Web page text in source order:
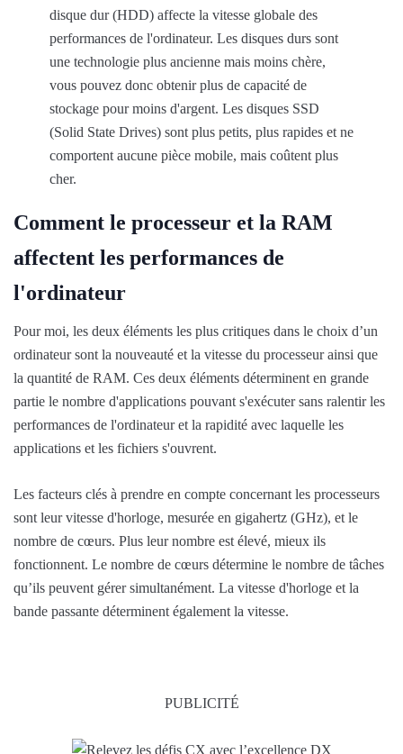
disque dur (HDD) affecte la vitesse globale des
performances de l'ordinateur. Les disques durs sont
une technologie plus ancienne mais moins chère,
vous pouvez donc obtenir plus de capacité de
stockage pour moins d'argent. Les disques SSD
(Solid State Drives) sont plus petits, plus rapides et ne
comportent aucune pièce mobile, mais coûtent plus
cher.
Comment le processeur et la RAM
affectent les performances de
l'ordinateur
Pour moi, les deux éléments les plus critiques dans le choix d’un
ordinateur sont la nouveauté et la vitesse du processeur ainsi que
la quantité de RAM. Ces deux éléments déterminent en grande
partie le nombre d'applications pouvant s'exécuter sans ralentir les
performances de l'ordinateur et la rapidité avec laquelle les
applications et les fichiers s'ouvrent.
Les facteurs clés à prendre en compte concernant les processeurs
sont leur vitesse d'horloge, mesurée en gigahertz (GHz), et le
nombre de cœurs. Plus leur nombre est élevé, mieux ils
fonctionnent. Le nombre de cœurs détermine le nombre de tâches
qu’ils peuvent gérer simultanément. La vitesse d'horloge et la
bande passante déterminent également la vitesse.
PUBLICITÉ